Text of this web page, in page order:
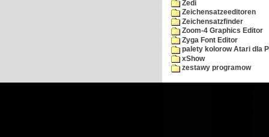
Zedi
Zeichensatzeeditoren
Zeichensatzfinder
Zoom-4 Graphics Editor
Zyga Font Editor
palety kolorow Atari dla
xShow
zestawy programow